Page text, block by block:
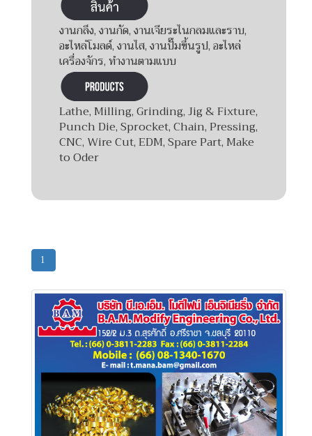
งานกลึง, งานกัด, งานเจียระไนกลมและราบ,
อะไหล่โมลด์, งานไส, งานปั๊มขึ้นรูป, อะไหล่
เครื่องจักร, ทำงานตามแบบ
Lathe, Milling, Grinding, Jig & Fixture,
Punch Die, Sprocket, Chain, Pressing,
CNC, Wire Cut, EDM, Spare Part, Make
to Oder
1